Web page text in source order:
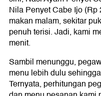
Nila Penyet Cabe Ijo
makan malam, sekitar
penuh terisi. Jadi, kami
menit.
Sambil menunggu,
menu lebih dulu
Ternyata, perhitungan